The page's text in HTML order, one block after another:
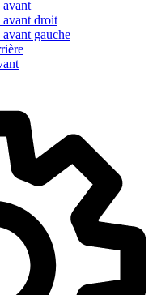
avant
avant droit
gauche